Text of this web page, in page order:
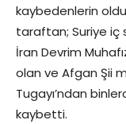
kaybedenlerin
taraftan; Suriye iç
İran Devrim
olan ve Afgan Şii
Tugayı’ndan
kaybetti.